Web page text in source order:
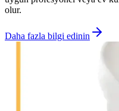
olur.
Daha fazla bilgi edinin